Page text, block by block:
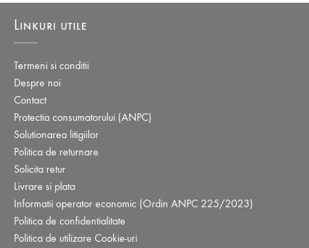
Linkuri utile
Termeni si conditii
Despre noi
Contact
Protectia consumatorului (ANPC)
Solutionarea litigiilor
Politica de returnare
Solicita retur
Livrare si plata
Informatii operator economic (Ordin ANPC 225/2023)
Politica de confidentialitate
Politica de utilizare Cookie-uri